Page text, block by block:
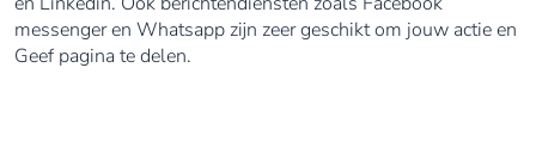
messenger en Whatsapp zijn zeer geschikt om jouw actie en
Geef pagina te delen.